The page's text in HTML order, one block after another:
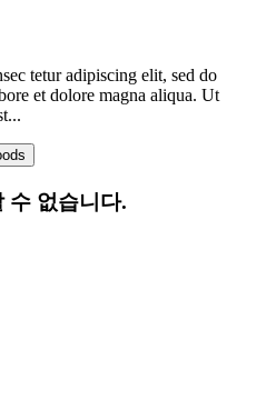
tetur adipiscing elit, sed do
et dolore magna aliqua. Ut
수 없습니다.